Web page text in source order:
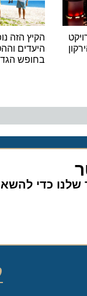
הקיץ הזה
היעדים
בחופש הגדול
כדי להשאר